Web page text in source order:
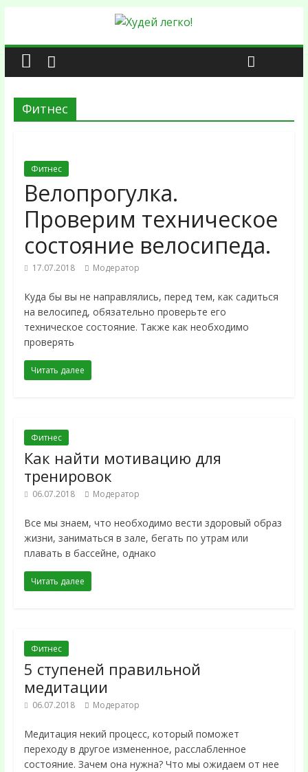
Фитнес
Фитнес
Велопрогулка.
Проверим техническое
состояние велосипеда.
17.07.2018 Модератор
Куда бы вы не направлялись, перед тем, как садиться
на велосипед, обязательно проверьте его
техническое состояние. Также как необходимо
проверять
Читать далее
Фитнес
Как найти мотивацию для
тренировок
06.07.2018 Модератор
Все мы знаем, что необходимо вести здоровый образ
жизни, заниматься в зале, бегать по утрам или
плавать в бассейне, однако
Читать далее
Фитнес
5 ступеней правильной
медитации
06.07.2018 Модератор
Медитация некий процесс, который поможет
переходу в другое измененное, расслабленное
состояние. Зачем она нужна? Что мы ожидаем от нее